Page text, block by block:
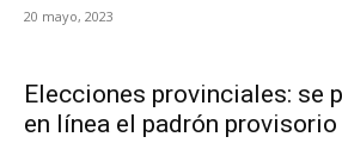
20 mayo, 2023
Elecciones provinciales: se
en línea el padrón provisorio